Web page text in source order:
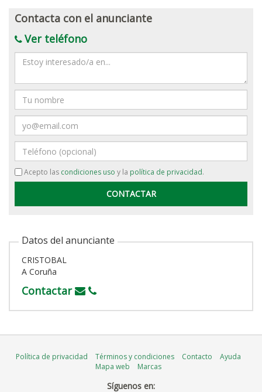
Contacta con el anunciante
Ver teléfono
Mensaje
Nombre
Email
Teléfono
Acepto las condiciones uso y la política de privacidad.
Datos del anunciante
CRISTOBAL
A Coruña
Contactar
Política de privacidad Términos y condiciones Contacto
Ayuda
Mapa web
Marcas
Síguenos en: